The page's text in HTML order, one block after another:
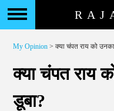
My Opinion > क्या चंपत राय को
क्या चंपत राय
डूबा?